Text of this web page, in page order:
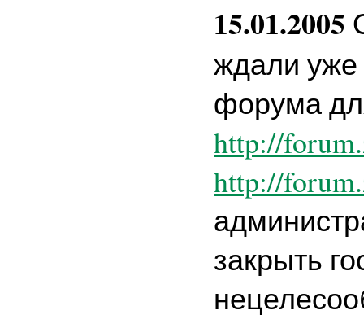
15.01.2005
ждали
форума
http://
http://
закрыть